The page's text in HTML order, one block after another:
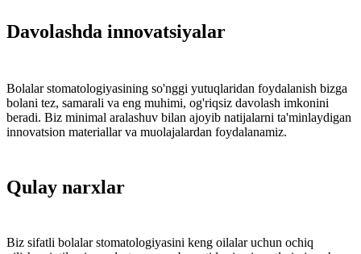
Davolashda innovatsiyalar
Bolalar stomatologiyasining so'nggi yutuqlaridan foydalanish bizga
bolani tez, samarali va eng muhimi, og'riqsiz davolash imkonini
beradi. Biz minimal aralashuv bilan ajoyib natijalarni ta'minlaydigan
innovatsion materiallar va muolajalardan foydalanamiz.
Qulay narxlar
Biz sifatli bolalar stomatologiyasini keng oilalar uchun ochiq